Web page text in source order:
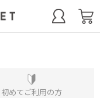
初めてご利用の方